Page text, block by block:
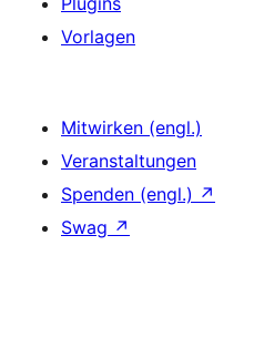
Vorlagen
Mitwirken (engl.)
Veranstaltungen
Spenden (engl.) ↗
Swag ↗